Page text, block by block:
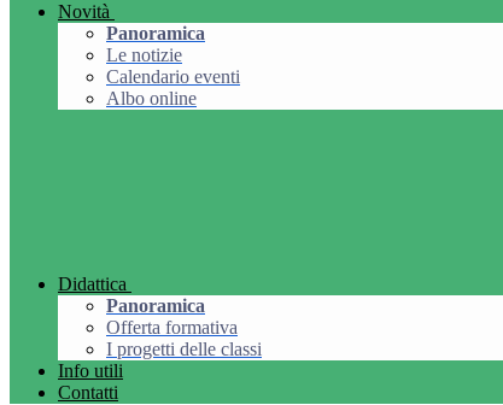
Novità
Panoramica
Le notizie
Calendario eventi
Albo online
Didattica
Panoramica
Offerta formativa
I progetti delle classi
Info utili
Contatti